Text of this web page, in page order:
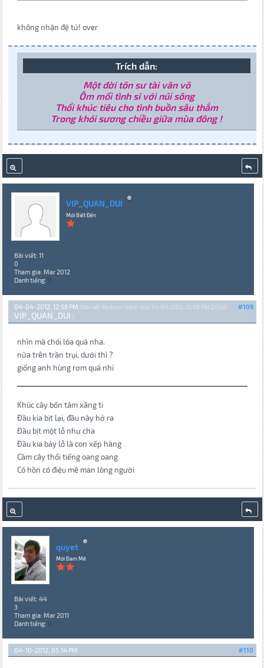
không nhận đệ tử! over
Trích dẫn:
Một đời tôn sư tài văn võ
Ôm mối tình si với núi sông
Thổi khúc tiêu cho tình buồn sâu thẳm
Trong khói sương chiều giữa mùa đông !
VIP_QUAN_DUI
Mới Biết Đến
Bài viết: 11
0
Tham gia: Mar 2012
Danh tiếng: 0
#109
04-04-2012, 12:56 PM (Bài viết đã được chỉnh sửa: 04-04-2012, 01:08 PM {2} bởi
VIP_QUAN_DUI .)
nhìn mà chói lóa quá nha.
nữa trên trần trụi, dưới thì ?
giống anh hùng rơm quá nhỉ
Khúc cây bốn tám xăng ti
Đầu kia bịt lại, đầu này hở ra
Đầu bịt một lỗ như cha
Đầu kia bảy lỗ là con xếp hàng
Cầm cây thổi tiếng oang oang
Có hồn có điệu mê man lòng người
quyet
Mới Đam Mê
Bài viết: 44
3
Tham gia: Mar 2011
Danh tiếng: 0
#110
04-10-2012, 05:14 PM